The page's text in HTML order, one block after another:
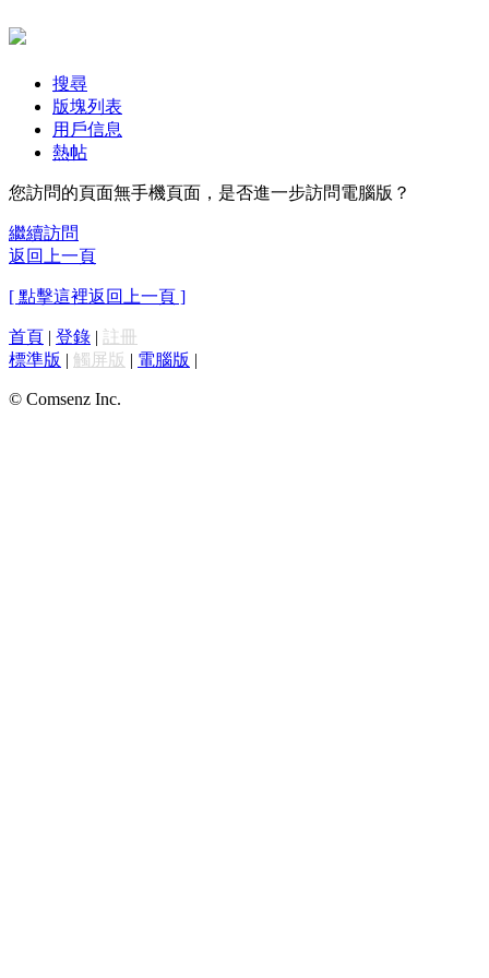
搜尋
版塊列表
用戶信息
熱帖
您訪問的頁面無手機頁面，是否進一步訪問電腦版？
繼續訪問
返回上一頁
[ 點擊這裡返回上一頁 ]
首頁 | 登錄 | 註冊
標準版 | 觸屏版 | 電腦版 |
© Comsenz Inc.